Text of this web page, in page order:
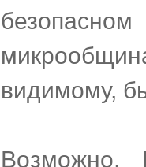
видимому,
Возможно,